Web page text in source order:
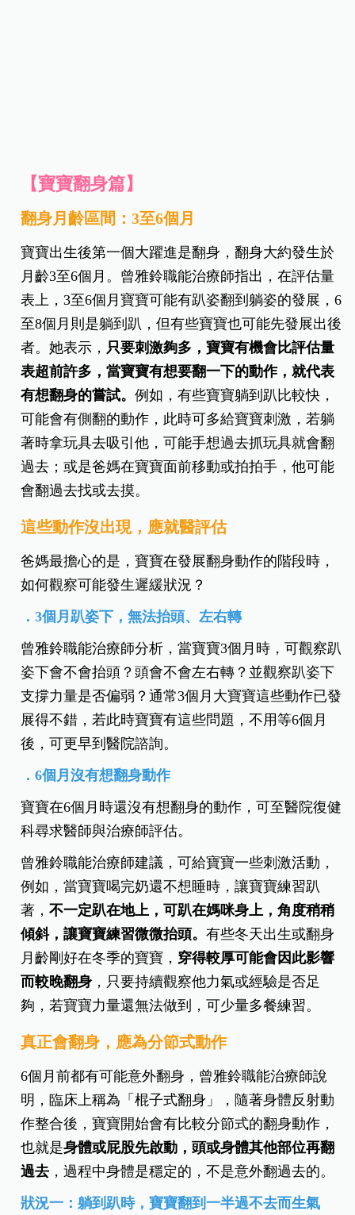
【寶寶翻身篇】
翻身月齡區間：3至6個月
寶寶出生後第一個大躍進是翻身，翻身大約發生於
月齡3至6個月。曾雅鈴職能治療師指出，在評估量
表上，3至6個月寶寶可能有趴姿翻到躺姿的發展，6
至8個月則是躺到趴，但有些寶寶也可能先發展出後
者。她表示， 只要刺激夠多，寶寶有機會比評估量
表超前許多，當寶寶有想要翻一下的動作，就代表
有想翻身的嘗試。例如，有些寶寶躺到趴比較快，
可能會有側翻的動作，此時可多給寶寶刺激，若躺
著時拿玩具去吸引他，可能手想過去抓玩具就會翻
過去；或是爸媽在寶寶面前移動或拍拍手，他可能
會翻過去找或去摸。
這些動作沒出現，應就醫評估
爸媽最擔心的是，寶寶在發展翻身動作的階段時，
如何觀察可能發生遲緩狀況？
．3個月趴姿下，無法抬頭、左右轉
曾雅鈴職能治療師分析，當寶寶3個月時，可觀察趴
姿下會不會抬頭？頭會不會左右轉？並觀察趴姿下
支撐力量是否偏弱？通常3個月大寶寶這些動作已發
展得不錯，若此時寶寶有這些問題，不用等6個月
後，可更早到醫院諮詢。
．6個月沒有想翻身動作
寶寶在6個月時還沒有想翻身的動作，可至醫院復健
科尋求醫師與治療師評估。
曾雅鈴職能治療師建議，可給寶寶一些刺激活動，
例如，當寶寶喝完奶還不想睡時，讓寶寶練習趴
著，不一定趴在地上，可趴在媽咪身上，角度稍稍
傾斜，讓寶寶練習微微抬頭。有些冬天出生或翻身
月齡剛好在冬季的寶寶， 穿得較厚可能會因此影響
而較晚翻身 ，只要持續觀察他力氣或經驗是否足
夠，若寶寶力量還無法做到，可少量多餐練習。
真正會翻身，應為分節式動作
6個月前都有可能意外翻身，曾雅鈴職能治療師說
明，臨床上稱為「棍子式翻身」，隨著身體反射動
作整合後，寶寶開始會有比較分節式的翻身動作，
也就是身體或屁股先啟動，頭或身體其他部位再翻
過去 ，過程中身體是穩定的，不是意外翻過去的。
狀況一：躺到趴時，寶寶翻到一半過不去而生氣